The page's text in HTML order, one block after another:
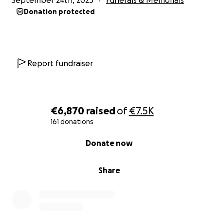
€6,870 raisedof€7.5K
161 donations
Share
Donate now
Donation protected
Report fundraiser